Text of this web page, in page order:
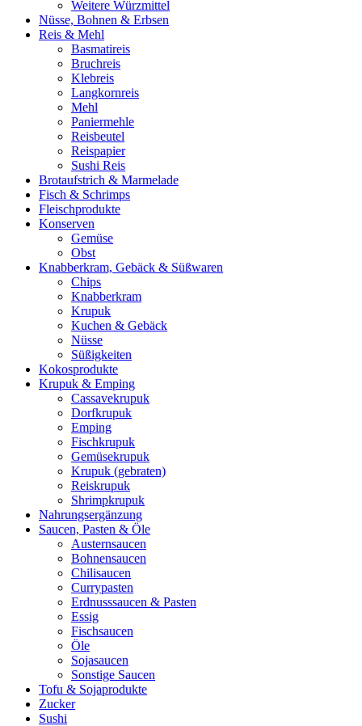
Weitere Würzmittel
Nüsse, Bohnen & Erbsen
Reis & Mehl
Basmatireis
Bruchreis
Klebreis
Langkornreis
Mehl
Paniermehle
Reisbeutel
Reispapier
Sushi Reis
Brotaufstrich & Marmelade
Fisch & Schrimps
Fleischprodukte
Konserven
Gemüse
Obst
Knabberkram, Gebäck & Süßwaren
Chips
Knabberkram
Krupuk
Kuchen & Gebäck
Nüsse
Süßigkeiten
Kokosprodukte
Krupuk & Emping
Cassavekrupuk
Dorfkrupuk
Emping
Fischkrupuk
Gemüsekrupuk
Krupuk (gebraten)
Reiskrupuk
Shrimpkrupuk
Nahrungsergänzung
Saucen, Pasten & Öle
Austernsaucen
Bohnensaucen
Chilisaucen
Currypasten
Erdnusssaucen & Pasten
Essig
Fischsaucen
Öle
Sojasaucen
Sonstige Saucen
Tofu & Sojaprodukte
Zucker
Sushi